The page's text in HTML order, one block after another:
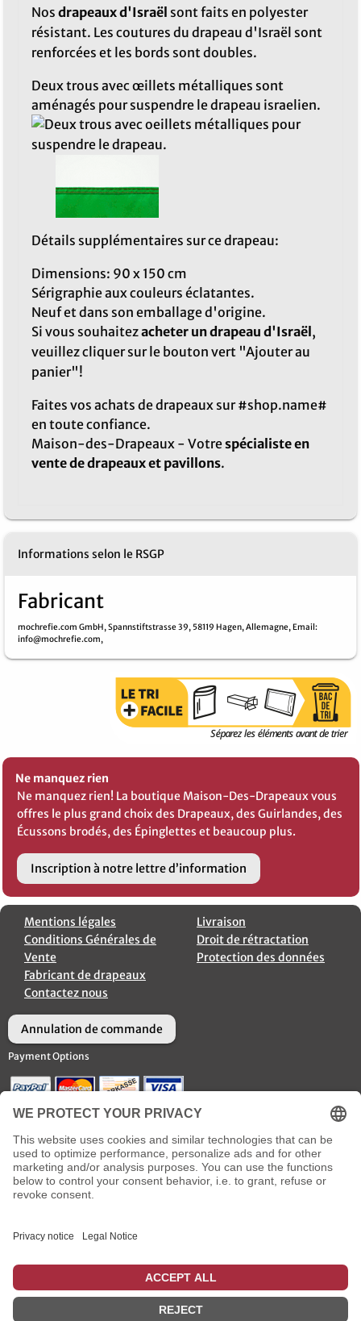
Nos drapeaux d'Israël sont faits en polyester
résistant. Les coutures du drapeau d'Israël sont
renforcées et les bords sont doubles.
Deux trous avec œillets métalliques sont
aménagés pour suspendre le drapeau israelien.
Détails supplémentaires sur ce drapeau:
Dimensions: 90 x 150 cm
Sérigraphie aux couleurs éclatantes.
Neuf et dans son emballage d'origine.
Si vous souhaitezacheter un drapeau d'Israël ,
veuillez cliquer sur le bouton vert "Ajouter au
panier"!
Faites vos achats de drapeaux sur #shop.name#
en toute confiance.
Maison-des-Drapeaux - Votrespécialiste en
vente de drapeaux et pavillons.
Informations selon le RSGP
Fabricant
mochrefie.com GmbH,Spannstiftstrasse 39, 58119 Hagen,Allemagne, Email :
info@mochrefie.com,
Ne manquez rien
Ne manquez rien! La boutique Maison-Des-Drapeaux vous
offres le plus grand choix des Drapeaux, des Guirlandes, des
Écussons brodés, des Épinglettes et beaucoup plus.
Inscription à notre lettre d’information
Mentions légales
Conditions Générales de
Vente
Fabricant de drapeaux
Contactez nous
Livraison
Droit de rétractation
Protection des données
Annulation de commande
Payment Options
* plusfrais de livraisonincl. TVA
: pour les livraisons en France métropolitaine, qui sont